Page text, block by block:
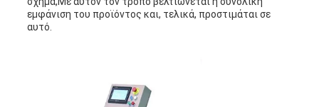
εμφάνιση του προϊόντος και, τελικά, προστιμάται σε
αυτό.